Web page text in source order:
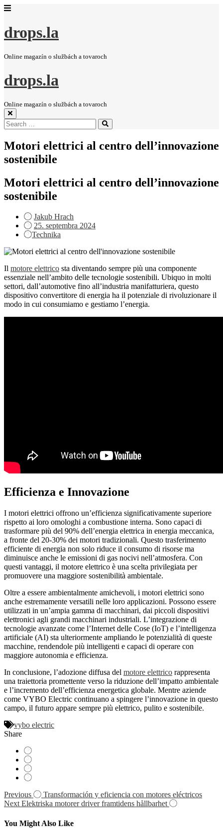
drops.la
Online magazín o službách a tovaroch
drops.la
Online magazín o službách a tovaroch
Search
for:
Search
Motori elettrici al centro dell’innovazione
sostenibile
Motori elettrici al centro dell’innovazione
sostenibile
Jakub Hrach
Posted
on
25. septembra 2024
Technika
Il motore elettrico sta diventando sempre più una componente
essenziale nell’ambito delle tecnologie sostenibili. Ubiquo in molti
settori, dall’automotive fino all’industria manifatturiera, questo
dispositivo convertitore di energia ha il potenziale di rivoluzionare il
modo in cui consumiamo e gestiamo l’energia.
Efficienza e Innovazione
I motori elettrici offrono un’efficienza significativamente superiore
rispetto ai loro omologhi a combustione interna. Sono capaci di
trasformare più del 90% dell’energia elettrica in energia meccanica,
a fronte del 20-30% dei motori tradizionali. Questo trasferimento
efficiente di energia non solo riduce il consumo di risorse ma
diminuisce anche le emissioni di gas nocivi nell’atmosfera. Con
questi vantaggi, il motore elettrico è una scelta privilegiata per
promuovere una maggiore sostenibilità ambientale.
Oltre a essere ambientalmente amichevoli, i motori elettrici sono
anche estremamente versatili nelle loro applicazioni. Possono essere
utilizzati in un’ampia gamma di macchinari, dai piccoli dispositivi
elettronici agli grandi macchinari industriali. L’integrazione di
tecnologie avanzate come l’Internet delle Cose (IoT) e l’intelligenza
artificiale (AI) sta ulteriormente ampliando le potenzialità di queste
macchine, rendendole più intelligenti e capaci di operare con
maggiore autonomia e efficienza.
In conclusione, l’adozione diffusa del motore elettrico rappresenta
una traiettoria promettente verso la riduzione dell’impatto ambientale
e l’incremento dell’efficienza energetica globale. Mentre aziende
come VYBO Electric continuano a spingere l’innovazione in questo
campo, il futuro appare sempre più elettrico, pulito e sostenibile.
vybo electric
Share
Navigácia
v
článku
Previous
Transformación y eficiencia con motores eléctricos
Next Elektriska motorer driver framtidens hållbarhet
You Might Also Like